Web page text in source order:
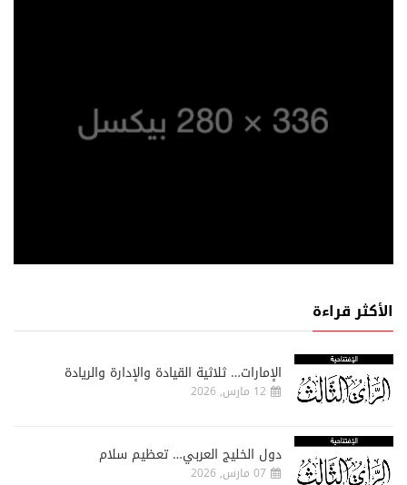
الأكثر قراءة
الإمارات… ثلاثية القيادة والإدارة والريادة
12 مارس, 2026
دول الخليج العربي… تعظيم سلام
07 مارس, 2026